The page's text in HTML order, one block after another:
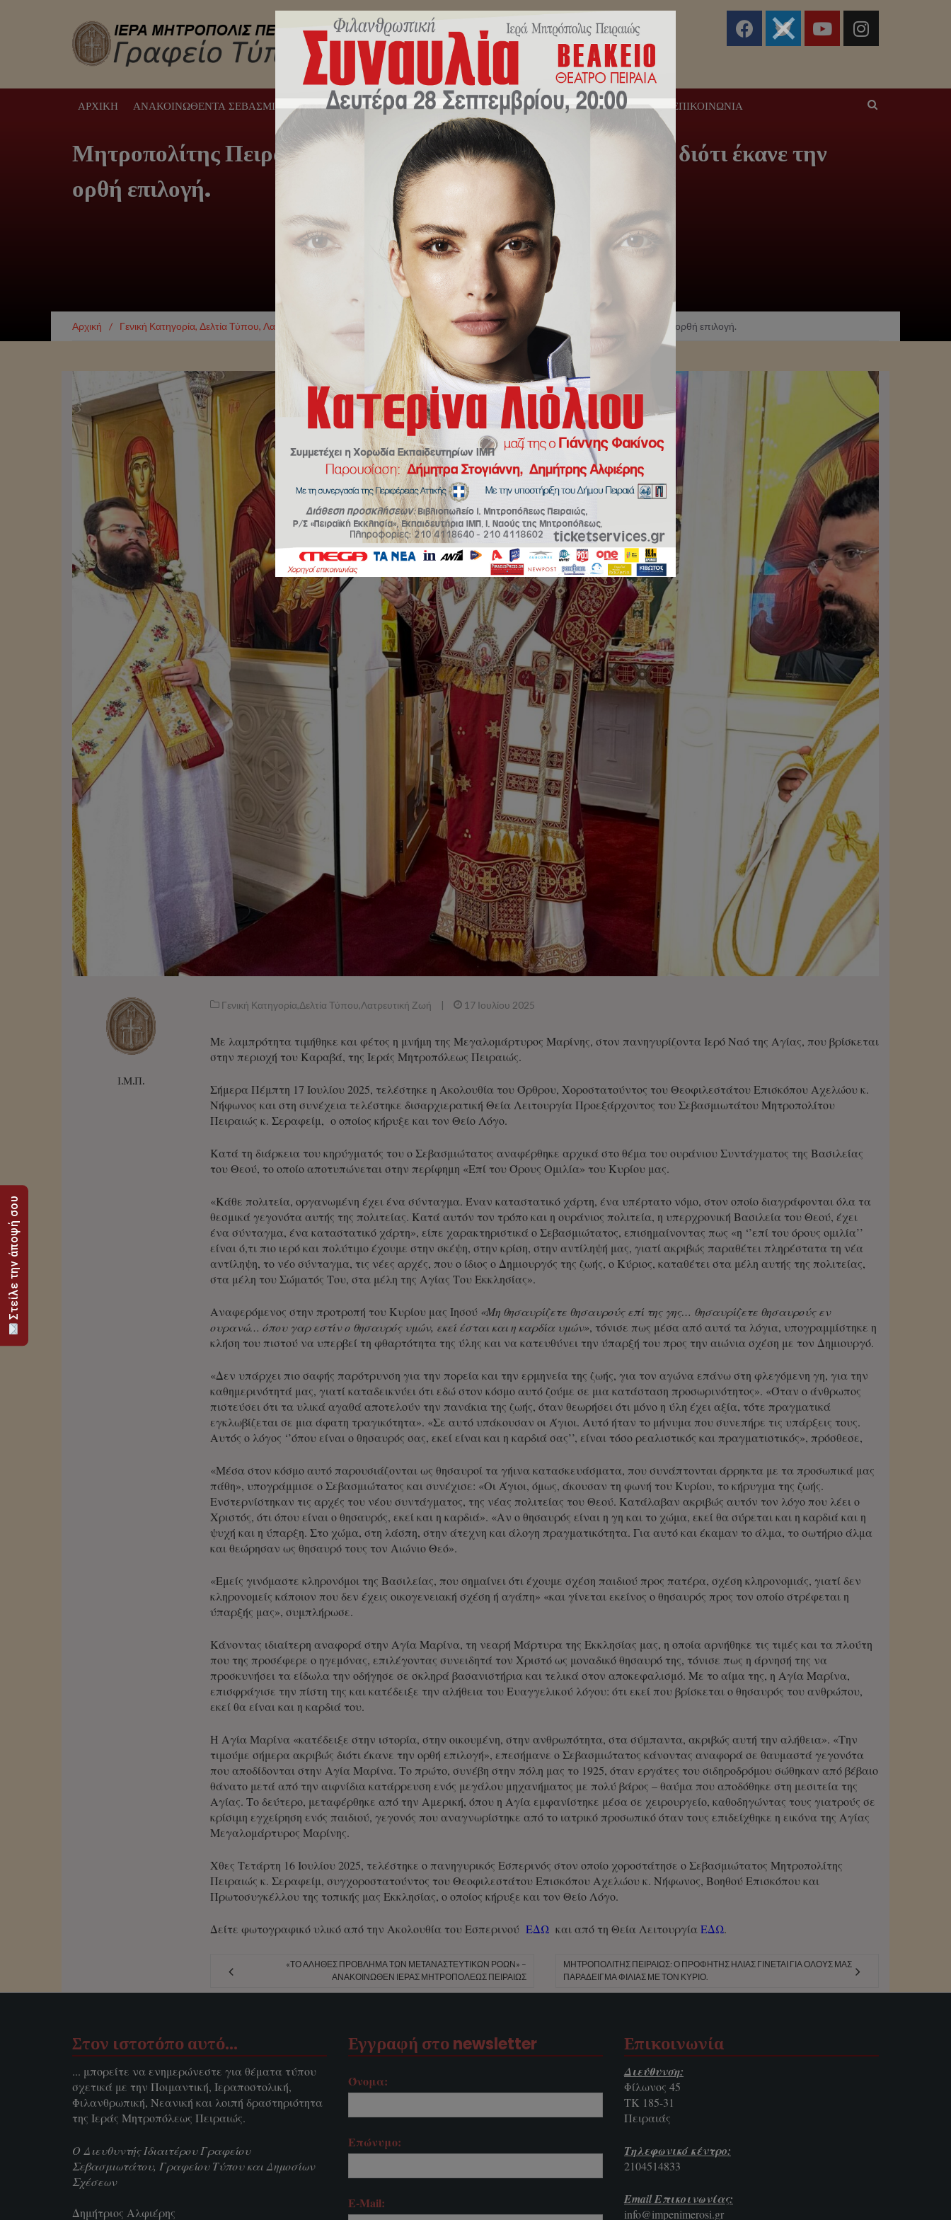
ΑΡΧΙΚΉ ΑΝΑΚΟΙΝΩΘΈΝΤΑ ΣΕΒΑΣΜΙΩΤΆΤΟΥ ΜΗΝΎΜΑΤΑ ΣΕΒΑΣΜΙΩΤΆΤΟΥ ΔΕΛΤΊΑ ΤΎΠΟΥ ΕΚΔΗΛΏΣΕΙΣ ΕΠΙΚΟΙΝΩΝΊΑ
Μητροπολίτης Πειραιώς: Τιμούμε σήμερα την Αγία Μαρίνα, διότι έκανε την
ορθή επιλογή.
Αρχική / Γενική Κατηγορία, Δελτία Τύπου, Λατρευτική Ζωή Μητροπολίτης Πειραιώς: Τιμούμε σήμερα την Αγία Μαρίνα, διότι έκανε την ορθή επιλογή.
Ι.Μ.Π.
Γενική Κατηγορία,Δελτία Τύπου,Λατρευτική Ζωή | 17 Ιουλίου 2025
Με λαμπρότητα τιμήθηκε και φέτος η μνήμη της Μεγαλομάρτυρος Μαρίνης, στον πανηγυρίζοντα Ιερό Ναό της Αγίας, που βρίσκεται
στην περιοχή του Καραβά, της Ιεράς Μητροπόλεως Πειραιώς.
Σήμερα Πέμπτη 17 Ιουλίου 2025, τελέστηκε η Ακολουθία του Όρθρου, Χοροστατούντος του Θεοφιλεστάτου Επισκόπου Αχελώου κ.
Νήφωνος και στη συνέχεια τελέστηκε δισαρχιερατική Θεία Λειτουργία Προεξάρχοντος του Σεβασμιωτάτου Μητροπολίτου
Πειραιώς κ. Σεραφείμ, ο οποίος κήρυξε και τον Θείο Λόγο.
Κατά τη διάρκεια του κηρύγματός του ο Σεβασμιώτατος αναφέρθηκε αρχικά στο θέμα του ουράνιου Συντάγματος της Βασιλείας
του Θεού, το οποίο αποτυπώνεται στην περίφημη «Επί του Όρους Ομιλία» του Κυρίου μας.
«Κάθε πολιτεία, οργανωμένη έχει ένα σύνταγμα. Έναν καταστατικό χάρτη, ένα υπέρτατο νόμο, στον οποίο διαγράφονται όλα τα
θεσμικά γεγονότα αυτής της πολιτείας. Κατά αυτόν τον τρόπο και η ουράνιος πολιτεία, η υπερχρονική Βασιλεία του Θεού, έχει
ένα σύνταγμα, ένα καταστατικό χάρτη», είπε χαρακτηριστικά ο Σεβασμιώτατος, επισημαίνοντας πως «η ‘’επί του όρους ομιλία’’
είναι ό,τι πιο ιερό και πολύτιμο έχουμε στην σκέψη, στην κρίση, στην αντίληψή μας, γιατί ακριβώς παραθέτει πληρέστατα τη νέα
αντίληψη, το νέο σύνταγμα, τις νέες αρχές, που ο ίδιος ο Δημιουργός της ζωής, ο Κύριος, καταθέτει στα μέλη αυτής της πολιτείας,
στα μέλη του Σώματός Του, στα μέλη της Αγίας Του Εκκλησίας».
Αναφερόμενος στην προτροπή του Κυρίου μας Ιησού «Μη θησαυρίζετε θησαυρούς επί της γης… θησαυρίζετε θησαυρούς εν
ουρανώ… όπου γαρ εστίν ο θησαυρός υμών, εκεί έσται και η καρδία υμών», τόνισε πως μέσα από αυτά τα λόγια, υπογραμμίστηκε η
κλήση του πιστού να υπερβεί τη φθαρτότητα της ύλης και να κατευθύνει την ύπαρξή του προς την αιώνια σχέση με τον Δημιουργό.
«Δεν υπάρχει πιο σαφής παρότρυνση για την πορεία και την ερμηνεία της ζωής, για τον αγώνα επάνω στη φλεγόμενη γη, για την
καθημερινότητά μας, γιατί καταδεικνύει ότι εδώ στον κόσμο αυτό ζούμε σε μια κατάσταση προσωρινότητος». «Όταν ο άνθρωπος
πιστεύσει ότι τα υλικά αγαθά αποτελούν την πανάκια της ζωής, όταν θεωρήσει ότι μόνο η ύλη έχει αξία, τότε πραγματικά
εγκλωβίζεται σε μια άφατη τραγικότητα». «Σε αυτό υπάκουσαν οι Άγιοι. Αυτό ήταν το μήνυμα που συνεπήρε τις υπάρξεις τους.
Αυτός ο λόγος ‘’όπου είναι ο θησαυρός σας, εκεί είναι και η καρδιά σας’’, είναι τόσο ρεαλιστικός και πραγματιστικός», πρόσθεσε,
«Μέσα στον κόσμο αυτό παρουσιάζονται ως θησαυροί τα γήινα κατασκευάσματα, που συνάπτονται άρρηκτα με τα προσωπικά μας
πάθη», υπογράμμισε ο Σεβασμιώτατος και συνέχισε: «Οι Άγιοι, όμως, άκουσαν τη φωνή του Κυρίου, το κήρυγμα της ζωής.
Ενστερνίστηκαν τις αρχές του νέου συντάγματος, της νέας πολιτείας του Θεού. Κατάλαβαν ακριβώς αυτόν τον λόγο που λέει ο
Χριστός, ότι όπου είναι ο θησαυρός, εκεί και η καρδιά». «Αν ο θησαυρός είναι η γη και το χώμα, εκεί θα σύρεται και η καρδιά και η
ψυχή και η ύπαρξη. Στο χώμα, στη λάσπη, στην άτεχνη και άλογη πραγματικότητα. Για αυτό και έκαμαν το άλμα, το σωτήριο άλμα
και θεώρησαν ως θησαυρό τους τον Αιώνιο Θεό».
«Εμείς γινόμαστε κληρονόμοι της Βασιλείας, που σημαίνει ότι έχουμε σχέση παιδιού προς πατέρα, σχέση κληρονομιάς, γιατί δεν
κληρονομείς κάποιον που δεν έχεις οικογενειακή σχέση ή αγάπη» «και γίνεται εκείνος ο θησαυρός προς τον οποίο στρέφεται η
ύπαρξής μας», συμπλήρωσε.
Κάνοντας ιδιαίτερη αναφορά στην Αγία Μαρίνα, τη νεαρή Μάρτυρα της Εκκλησίας μας, η οποία αρνήθηκε τις τιμές και τα πλούτη
που της προσέφερε ο ηγεμόνας, επιλέγοντας συνειδητά τον Χριστό ως μοναδικό θησαυρό της, τόνισε πως η άρνησή της να
προσκυνήσει τα είδωλα την οδήγησε σε σκληρά βασανιστήρια και τελικά στον αποκεφαλισμό. Με το αίμα της, η Αγία Μαρίνα,
επισφράγισε την πίστη της και κατέδειξε την αλήθεια του Ευαγγελικού λόγου: ότι εκεί που βρίσκεται ο θησαυρός του ανθρώπου,
εκεί θα είναι και η καρδιά του.
Η Αγία Μαρίνα «κατέδειξε στην ιστορία, στην οικουμένη, στην ανθρωπότητα, στα σύμπαντα, ακριβώς αυτή την αλήθεια». «Την
τιμούμε σήμερα ακριβώς διότι έκανε την ορθή επιλογή», επεσήμανε ο Σεβασμιώτατος κάνοντας αναφορά σε θαυμαστά γεγονότα
που αποδίδονται στην Αγία Μαρίνα. Το πρώτο, συνέβη στην πόλη μας το 1925, όταν εργάτες του σιδηροδρόμου σώθηκαν από βέβαιο
θάνατο μετά από την αιφνίδια κατάρρευση ενός μεγάλου μηχανήματος με πολύ βάρος – θαύμα που αποδόθηκε στη μεσιτεία της
Αγίας. Το δεύτερο, μεταφέρθηκε από την Αμερική, όπου η Αγία εμφανίστηκε μέσα σε χειρουργείο, καθοδηγώντας τους γιατρούς σε
κρίσιμη εγχείρηση ενός παιδιού, γεγονός που αναγνωρίστηκε από το ιατρικό προσωπικό όταν τους επιδείχθηκε η εικόνα της Αγίας
Μεγαλομάρτυρος Μαρίνης.
Χθες Τετάρτη 16 Ιουλίου 2025, τελέστηκε ο πανηγυρικός Εσπερινός στον οποίο χοροστάτησε ο Σεβασμιώτατος Μητροπολίτης
Πειραιώς κ. Σεραφείμ, συγχοροστατούντος του Θεοφιλεστάτου Επισκόπου Αχελώου κ. Νήφωνος, Βοηθού Επισκόπου και
Πρωτοσυγκέλλου της τοπικής μας Εκκλησίας, ο οποίος κήρυξε και τον Θείο Λόγο.
Δείτε φωτογραφικό υλικό από την Ακολουθία του Εσπερινού ΕΔΩ και από τη Θεία ΛειτουργίαΕΔΩ.
«ΤΟ ΑΛΗΘΕΣ ΠΡΟΒΛΗΜΑ ΤΩΝ ΜΕΤΑΝΑΣΤΕΥΤΙΚΩΝ ΡΟΩΝ» –
ΑΝΑΚΟΙΝΩΘΕΝ ΙΕΡΑΣ ΜΗΤΡΟΠΟΛΕΩΣ ΠΕΙΡΑΙΩΣ
ΜΗΤΡΟΠΟΛΊΤΗΣ ΠΕΙΡΑΙΏΣ: Ο ΠΡΟΦΉΤΗΣ ΗΛΊΑΣ ΓΊΝΕΤΑΙ ΓΙΑ ΌΛΟΥΣ ΜΑΣ
ΠΑΡΆΔΕΙΓΜΑ ΦΙΛΊΑΣ ΜΕ ΤΟΝ ΚΎΡΙΟ.
Στον ιστοτόπο αυτό…
... μπορείτε να ενημερώνεστε για θέματα τύπου
σχετικά με την Ποιμαντική, Ιεραποστολική,
Φιλανθρωπική, Νεανική και λοιπή δραστηριότητα
της Ιεράς Μητροπόλεως Πειραιώς.
Ο Διευθυντής Ιδιαιτέρου Γραφείου
Σεβασμιωτάτου, Γραφείου Τύπου και Δημοσίων
Σχέσεων
Δημήτριος Αλφιέρης
Εγγραφή στο newsletter
Όνομα:
Επώνυμο:
E-Mail:
Επικοινωνία
Διεύθυνση:
Φίλωνος 45
ΤΚ 185-31
Πειραιάς
Τηλεφωνικό κέντρο:
2104514833
Email Επικοινωνίας:
info@impenimerosi.gr
Στείλε την άποψή σου